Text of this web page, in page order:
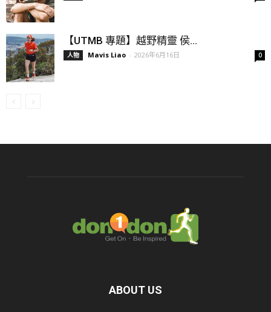
【UTMB 專題】越野精靈 侯...
人物 Mavis Liao - 2026年6月16日 0
ABOUT US